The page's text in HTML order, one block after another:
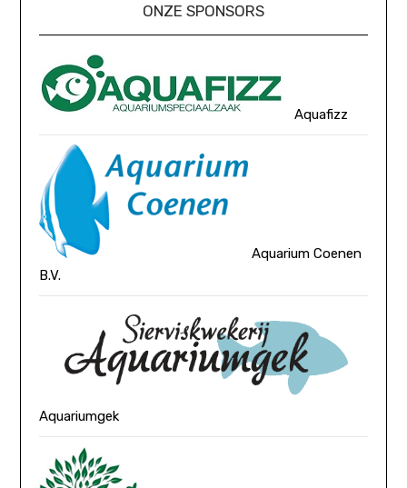
ONZE SPONSORS
Aquafizz
Aquarium Coenen
B.V.
Aquariumgek